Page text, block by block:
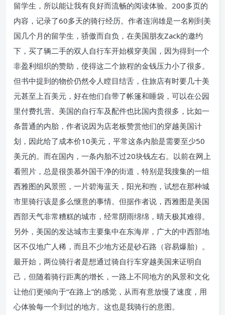
留学生，所以能让我有良好而流畅的阅读体验。200多页的
内容，记录了60多天的骑行经历。作者连润雄是一名刚到美
国几个月的留学生，骄傲而自负，在美国朋友Zack的邀约
下，买了辆二手的双人自行车开始横穿美国，因为得到一个
非盈利组织的赞助，使得这二个旅程的金钱压力小了很多。
但书中提到的物价仍然令人瞠目结舌，住旅店有时要几十美
元甚至上百美元，好在他们自带了帐篷和睡袋，可以在公园
里付费扎营。美国的自行车及配件也比国内贵很多，比如一
条普通的内胎，作者说因为店老板赞赏他们的穿越美国计
划，因此给了成本价10美元，平常这条内胎是需要至少50
美元的。而在国内，一条内胎不过20块钱左右。以前在网上
看照片，总是很羡慕外国干净的街道，特别是我搜集的一组
西雅图的风景照，一片碧海蓝天，阳光和煦，试想在那种城
市里骑行该是多么惬意的事情。但据作者说，西雅图是美国
西部天气非常糟糕的城市，经常阴雨绵绵，晴天极其难得。
另外，美国的发达城市主要集中在东海岸，广大的中西部地
区不仅地广人稀，而且不少地方还是砂石路（容易爆胎）。
最开始，两位骑行者是想通过骑自行车穿越美国来证明自
己，但随着骑行距离的增长，一路上不同地方的风景和文化
让他们更倾向于“在路上”的感觉，从而有意放慢了速度，用
心体验每一个到过的地方。这也是我骑行的意图。